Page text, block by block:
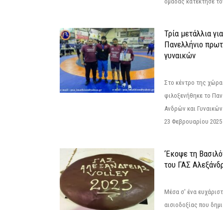
Τρία μετάλλια
Πανελλήνιο
γυναικών
Στο κέντρο της
φιλοξενήθηκε το
Ανδρών και
23 Φεβρουαρίου
‘Εκοψε τη
του ΓΑΣ
Μέσα σ' ένα
αισιοδοξίας που